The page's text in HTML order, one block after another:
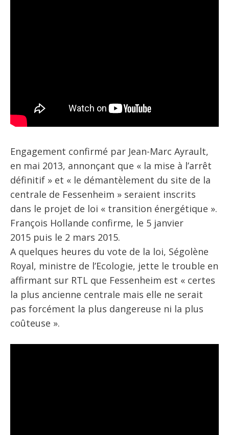
Engagement confirmé par Jean-Marc Ayrault,
en mai 2013, annonçant que « la mise à l’arrêt
définitif » et « le démantèlement du site de la
centrale de Fessenheim » seraient inscrits
dans le projet de loi « transition énergétique ».
François Hollande confirme, le 5 janvier
2015 puis le 2 mars 2015.
A quelques heures du vote de la loi, Ségolène
Royal, ministre de l’Ecologie, jette le trouble en
affirmant sur RTL que Fessenheim est « certes
la plus ancienne centrale mais elle ne serait
pas forcément la plus dangereuse ni la plus
coûteuse ».